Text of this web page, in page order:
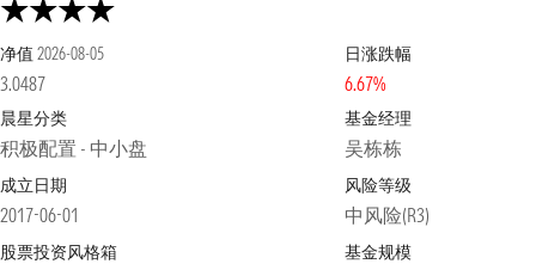
净值 2026-08-05
3.0487
日涨跌幅
6.67%
晨星分类
积极配置 - 中小盘
基金经理
吴栋栋
成立日期
2017-06-01
风险等级
中风险(R3)
股票投资风格箱 基金规模